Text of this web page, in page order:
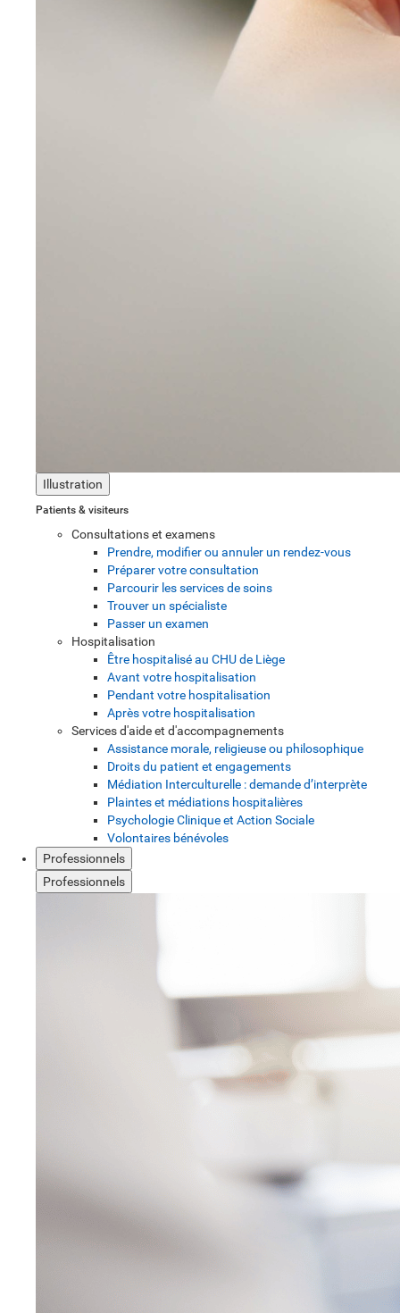
Illustration
Patients & visiteurs
Consultations et examens
Prendre, modifier ou annuler un rendez-vous
Préparer votre consultation
Parcourir les services de soins
Trouver un spécialiste
Passer un examen
Hospitalisation
Être hospitalisé au CHU de Liège
Avant votre hospitalisation
Pendant votre hospitalisation
Après votre hospitalisation
Services d'aide et d'accompagnements
Assistance morale, religieuse ou philosophique
Droits du patient et engagements
Médiation Interculturelle : demande d’interprète
Plaintes et médiations hospitalières
Psychologie Clinique et Action Sociale
Volontaires bénévoles
Professionnels
Professionnels